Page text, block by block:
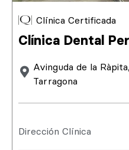
Clínica Certificada
Clínica Dental
Avinguda de la
Tarragona
Dirección Clínica